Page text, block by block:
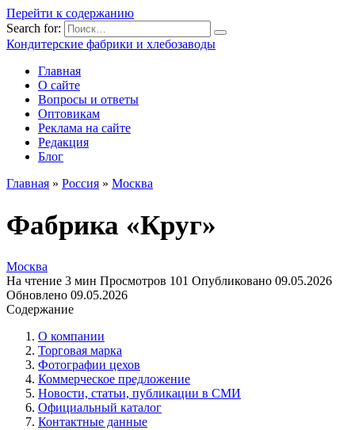
Перейти к содержанию
Search for:
Кондитерские фабрики и хлебозаводы
Главная
О сайте
Вопросы и ответы
Оптовикам
Реклама на сайте
Редакция
Блог
Главная » Россия » Москва
Фабрика «Круг»
Москва
На чтение 3 мин Просмотров 101 Опубликовано 09.05.2026
Обновлено 09.05.2026
Содержание
О компании
Торговая марка
Фотографии цехов
Коммерческое предложение
Новости, статьи, публикации в СМИ
Официальный каталог
Контактные данные